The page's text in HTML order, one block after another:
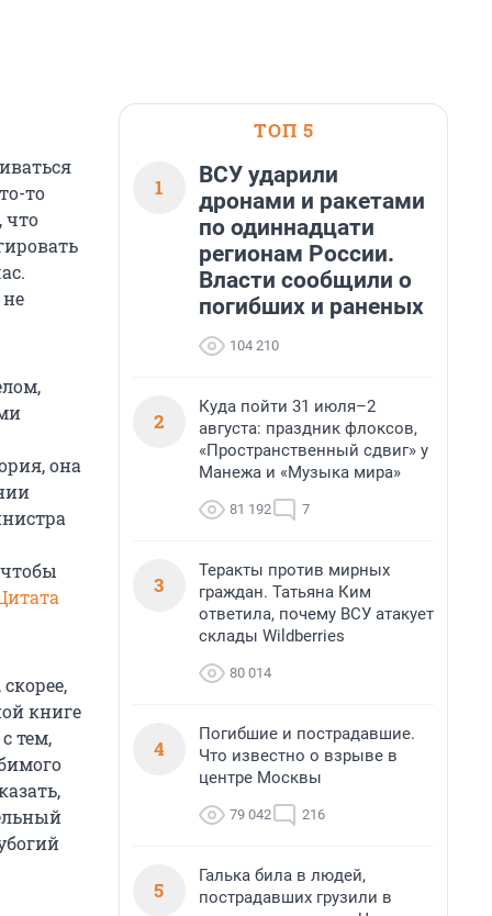
то
что
она
книге
тем,
ТОП 5
1
ВСУ ударили
дронами и ракетами
по одиннадцати
регионам России.
Власти сообщили о
погибших и раненых
104 210
2
Куда пойти 31 июля–2
августа: праздник флоксов,
«Пространственный сдвиг» у
Манежа и «Музыка мира»
81 192 7
3
Теракты против мирных
граждан. Татьяна Ким
ответила, почему ВСУ атакует
склады Wildberries
80 014
4
Погибшие и пострадавшие.
Что известно о взрыве в
центре Москвы
79 042 216
5
Галька била в людей,
пострадавших грузили в